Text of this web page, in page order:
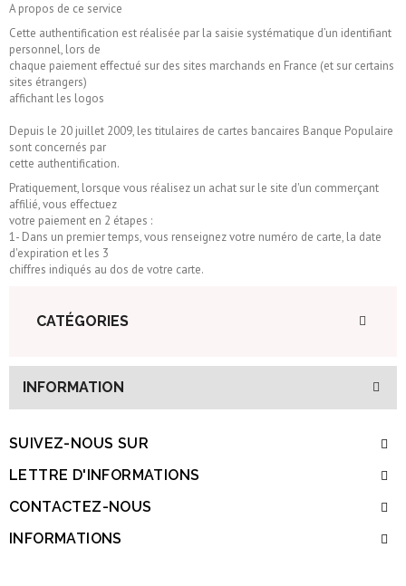
A propos de ce service
Cette authentification est réalisée par la saisie systématique d’un identifiant
personnel, lors de
chaque paiement effectué sur des sites marchands en France (et sur certains
sites étrangers)
affichant les logos
Depuis le 20 juillet 2009, les titulaires de cartes bancaires Banque Populaire
sont concernés par
cette authentification.
Pratiquement, lorsque vous réalisez un achat sur le site d'un commerçant
affilié, vous effectuez
votre paiement en 2 étapes :
1- Dans un premier temps, vous renseignez votre numéro de carte, la date
d'expiration et les 3
chiffres indiqués au dos de votre carte.
CATÉGORIES
INFORMATION
SUIVEZ-NOUS SUR
LETTRE D'INFORMATIONS
CONTACTEZ-NOUS
INFORMATIONS